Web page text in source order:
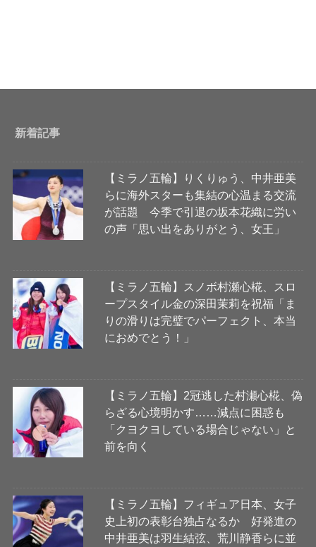
新着記事
【ミラノ五輪】りくりゅう、中井亜美
らに海外スターも集結の心温まる交流
が話題 今季で引退の坂本花織に労い
の声「思い出をありがとう、女王」
【ミラノ五輪】スノボ村瀬心椛、スロ
ープスタイル金の深田茉莉を祝福「ま
りの滑りは完璧でパーフェクト、本当
におめでとう！」
【ミラノ五輪】2冠逃した村瀬心椛、偽
らざる心境明かす……減点に困惑も
「クヨクヨしている場合じゃない」と
前を向く
【ミラノ五輪】フィギュア日本、女子
史上初の表彰台独占なるか 好発進の
中井亜美は羽生結弦、荒川静香らに並